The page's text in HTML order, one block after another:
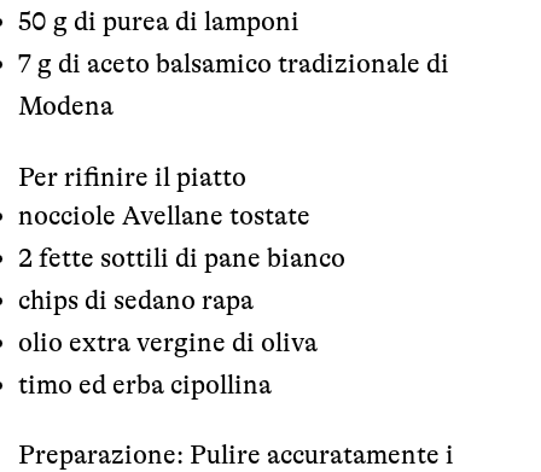
50 g di purea di lamponi
7 g di aceto balsamico tradizionale di
Modena
Per rifinire il piatto
nocciole Avellane tostate
2 fette sottili di pane bianco
chips di sedano rapa
olio extra vergine di oliva
timo ed erba cipollina
Preparazione: Pulire accuratamente i